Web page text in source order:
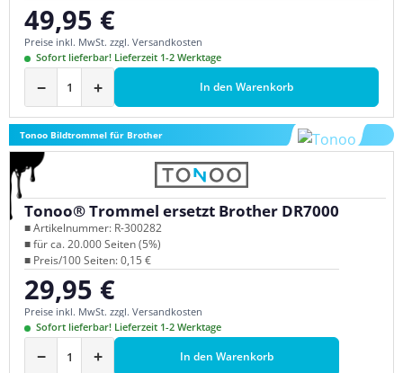
Regulärer Preis:
49,95 €
Preise inkl. MwSt. zzgl. Versandkosten
Sofort lieferbar! Lieferzeit 1-2 Werktage
− + In den Warenkorb
Tonoo Bildtrommel für Brother
Tonoo® Trommel ersetzt Brother DR7000
■ Artikelnummer: R-300282
■ für ca. 20.000 Seiten (5%)
■ Preis/100 Seiten: 0,15 €
Regulärer Preis:
29,95 €
Preise inkl. MwSt. zzgl. Versandkosten
Sofort lieferbar! Lieferzeit 1-2 Werktage
− + In den Warenkorb